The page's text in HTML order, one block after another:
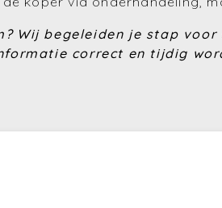
Wij begeleiden je stap
correct en tijdig